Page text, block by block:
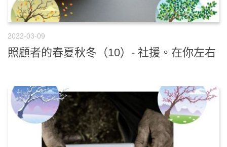
2022-03-09
照顧者的春夏秋冬（10）- 社援。在你左右